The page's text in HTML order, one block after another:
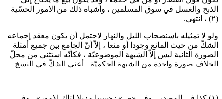
والغسل في سوق المسلمين ، وأشباه ذلك من الامور الحسّية
، انتهى.
لا تمثيله باستصحاب الليل والنهار لاحتمل أن يكون معقد إجماعه
من حيث المانع وجودا أو منعا ، إلاّ أنّ الجامع بين جميع أمثلة
الثانية ليس إلاّ الشبهة الموضوعيّة ، فكأنّه استثنى من محلّ
صورة واحدة من الشبهة الحكميّة ـ أعني الشكّ في النسخ ـ